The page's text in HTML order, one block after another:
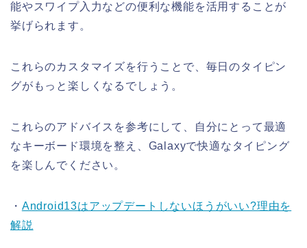
能やスワイプ入力などの便利な機能を活用することが
挙げられます。
これらのカスタマイズを行うことで、毎日のタイピン
グがもっと楽しくなるでしょう。
これらのアドバイスを参考にして、自分にとって最適
なキーボード環境を整え、Galaxyで快適なタイピング
を楽しんでください。
・ Android13はアップデートしないほうがいい?理由を
解説